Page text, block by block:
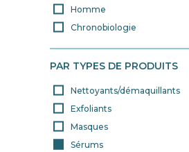
Homme
Chronobiologie
PAR TYPES DE PRODUITS
Nettoyants/démaquillants
Exfoliants
Masques
Sérums